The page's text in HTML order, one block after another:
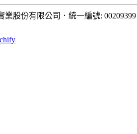
業股份有限公司 ． 統一編號: 00209399